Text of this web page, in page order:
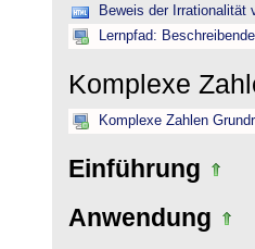
Beweis der Irrationalität
Lernpfad:
Komplexe
Komplexe Zahlen
Einführung
Anwendung